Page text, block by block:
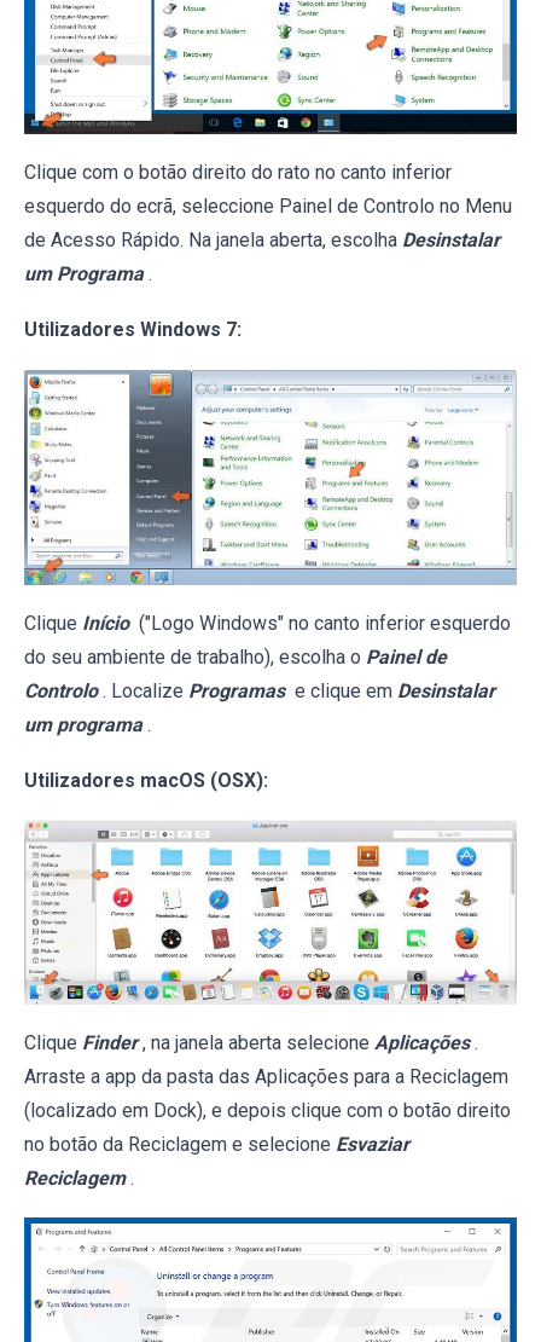
Clique com o botão direito do rato no canto inferior
esquerdo do ecrã, seleccione Painel de Controlo no Menu
de Acesso Rápido. Na janela aberta, escolha Desinstalar
um Programa .
Utilizadores Windows 7:
Clique Início ("Logo Windows" no canto inferior esquerdo
do seu ambiente de trabalho), escolha o Painel de
Controlo . Localize Programas e clique em Desinstalar
um programa .
Utilizadores macOS (OSX):
Clique Finder , na janela aberta selecione Aplicações .
Arraste a app da pasta das Aplicações para a Reciclagem
(localizado em Dock), e depois clique com o botão direito
no botão da Reciclagem e selecione Esvaziar
Reciclagem .